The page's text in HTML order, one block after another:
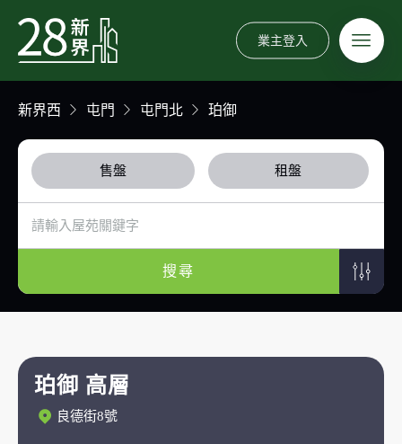
業主登入
新界西 屯門 屯門北 珀御
售盤 租盤
搜尋
珀御 高層
良德街8號